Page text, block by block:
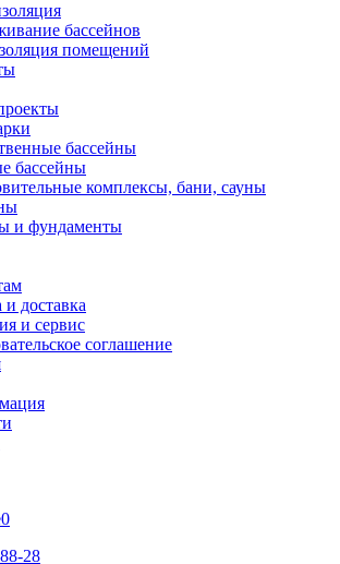
бассейнов
помещений
бассейны
бассейны
комплексы, бани, сауны
и фундаменты
доставка
и сервис
соглашение
0
28